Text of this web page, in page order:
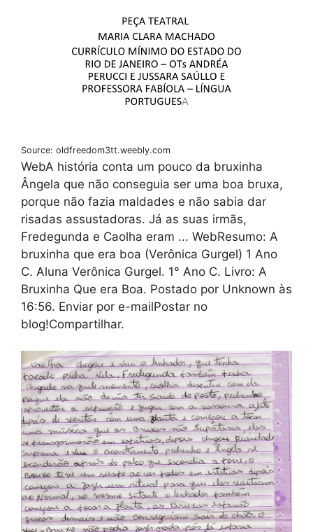
Source: oldfreedom3tt.weebly.com
WebA história conta um pouco da bruxinha
Ângela que não conseguia ser uma boa bruxa,
porque não fazia maldades e não sabia dar
risadas assustadoras. Já as suas irmãs,
Fredegunda e Caolha eram ... WebResumo: A
bruxinha que era boa (Verônica Gurgel) 1 Ano
C. Aluna Verônica Gurgel. 1° Ano C. Livro: A
Bruxinha Que era Boa. Postado por Unknown às
16:56. Enviar por e-mailPostar no
blog!Compartilhar.